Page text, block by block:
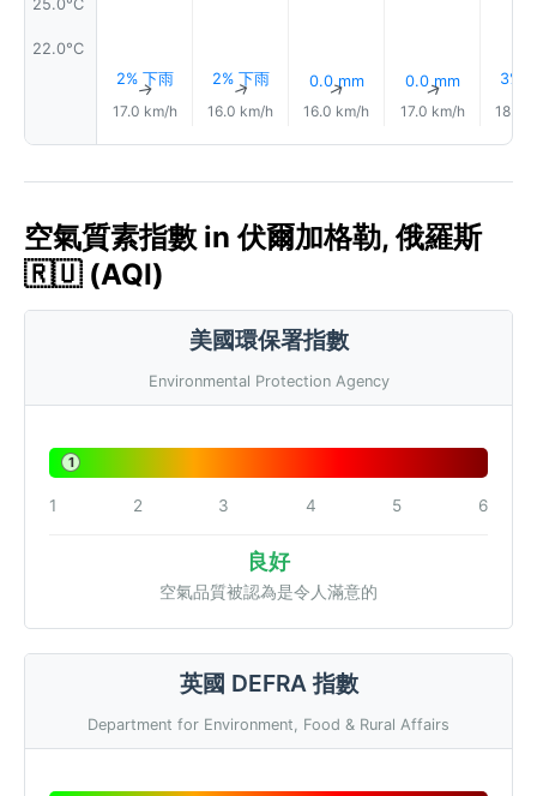
22.0°C
2% 下雨
↑
17.0 km/h
2% 下雨
↑
16.0 km/h
0.0 mm
↑
16.0 km/h
0.0 mm
↑
17.0 km/h
3%
18.0
空氣質素指數 in 伏爾加格勒, 俄羅斯
🇷🇺 (AQI)
美國環保署指數
Environmental Protection Agency
1
1 2 3 4 5 6
良好
空氣品質被認為是令人滿意的
英國 DEFRA 指數
Department for Environment, Food & Rural Affairs